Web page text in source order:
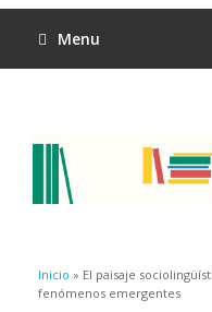
Menu
Se encuentra usted
Inicio » El paisaje
fenómenos emergentes